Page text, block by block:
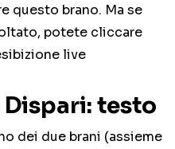
questo brano. Ma se
potete cliccare
live
testo
dei due brani (assieme